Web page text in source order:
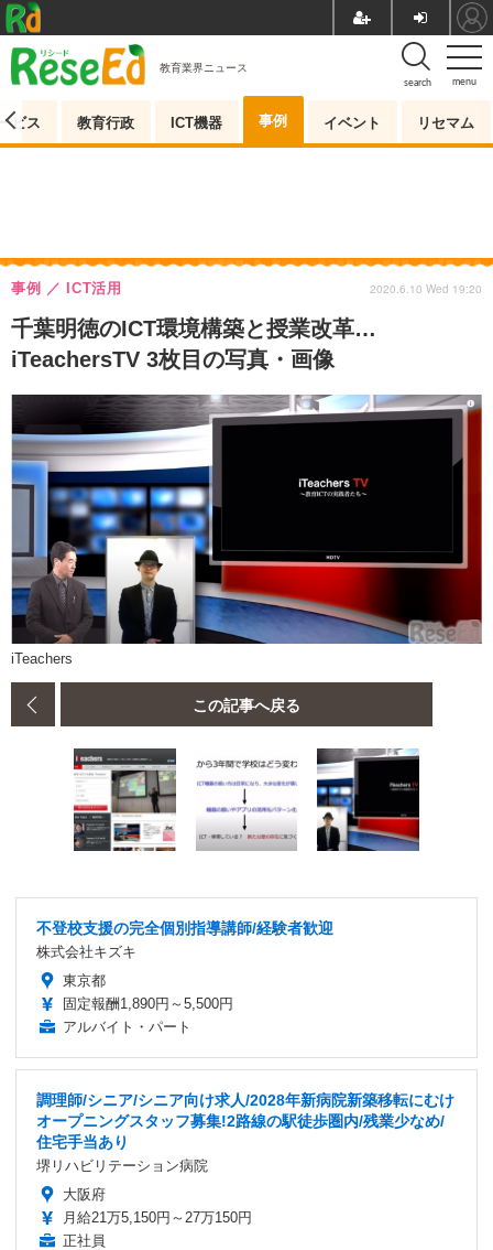
menu
search
教育業界ニュース
ビス 教育行政 ICT機器 事例 イベント リセマム
千葉明徳のICT環境構築と授業改革…
iTeachersTV 3枚目の写真・画像
事例 ICT活用 2020.6.10 Wed 19:20
iTeachers
この記事へ戻る
不登校支援の完全個別指導講師/経験者歓迎
株式会社キズキ
東京都
固定報酬1,890円～5,500円
アルバイト・パート
調理師/シニア/シニア向け求人/2028年新病院新築移転にむけ
オープニングスタッフ募集!2路線の駅徒歩圏内/残業少なめ/
住宅手当あり
堺リハビリテーション病院
大阪府
月給21万5,150円～27万150円
正社員